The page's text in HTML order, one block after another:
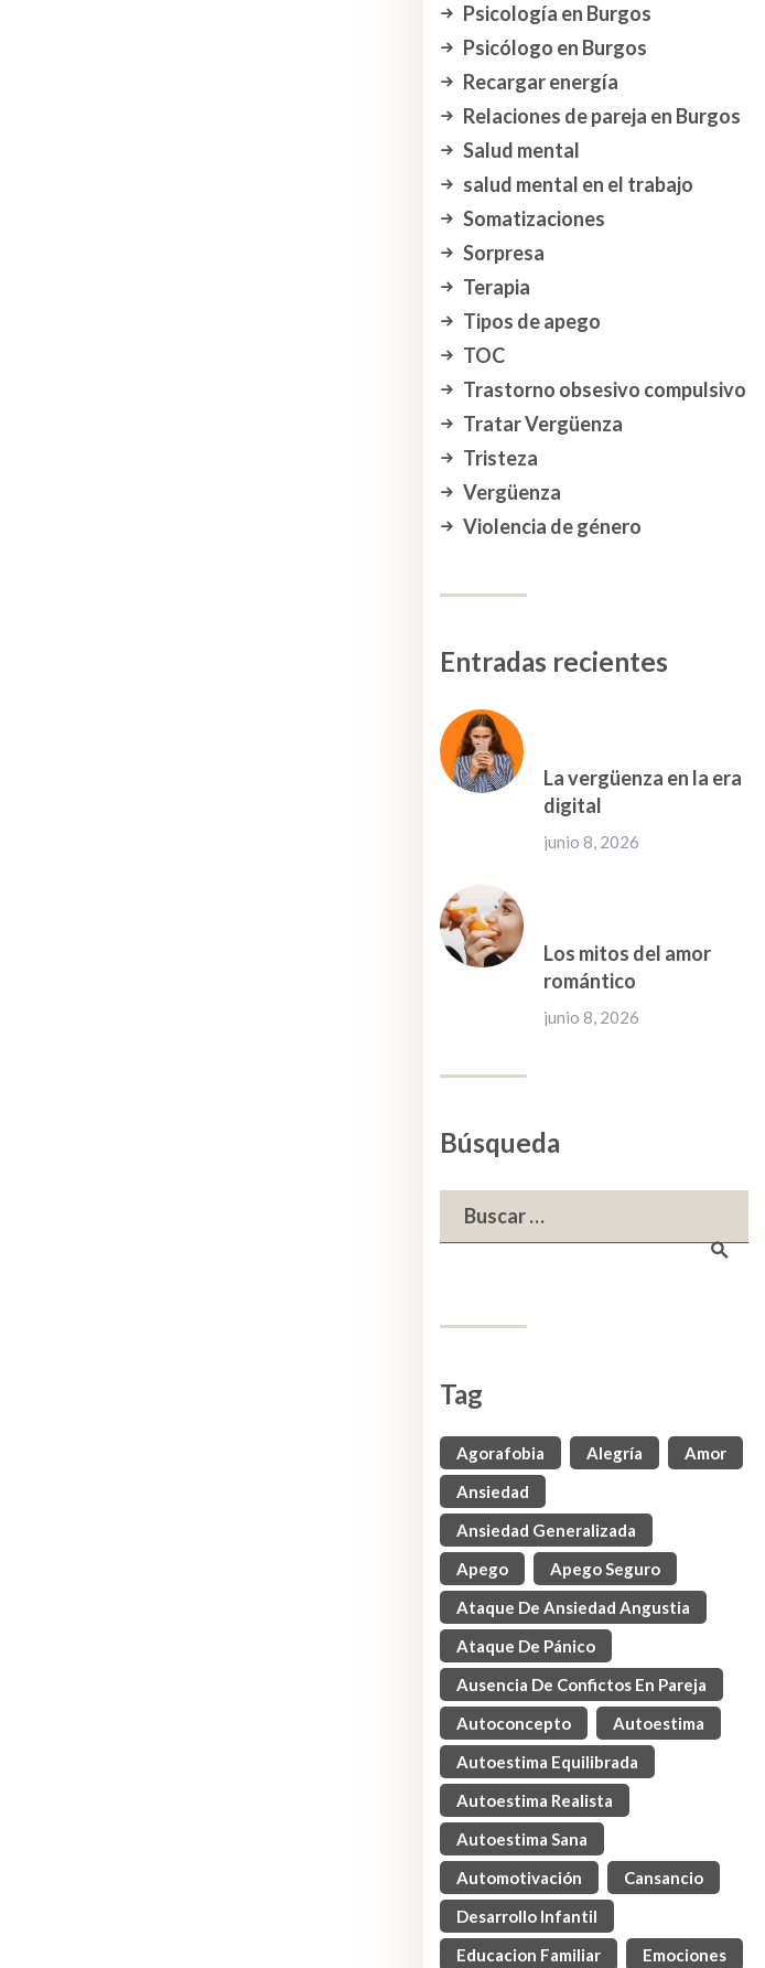
Psicología en Burgos
Psicólogo en Burgos
Recargar energía
Relaciones de pareja en Burgos
Salud mental
salud mental en el trabajo
Somatizaciones
Sorpresa
Terapia
Tipos de apego
TOC
Trastorno obsesivo compulsivo
Tratar Vergüenza
Tristeza
Vergüenza
Violencia de género
Entradas recientes
La vergüenza en la era
digital
junio 8, 2026
Los mitos del amor
romántico
junio 8, 2026
Búsqueda
Buscar:
Tag
Agorafobia Alegría
Amor
Ansiedad
Ansiedad Generalizada
Apego
Apego Seguro
Ataque De Ansiedad Angustia
Ataque De Pánico
Ausencia De Confictos En Pareja
Autoconcepto
Autoestima
Autoestima Equilibrada
Autoestima Realista
Autoestima Sana
Automotivación
Cansancio
Desarrollo Infantil
Educacion Familiar
Emociones